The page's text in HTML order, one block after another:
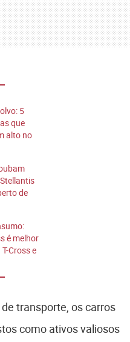
5
que
alto no
de
é melhor
Cross e
transporte, os carros
como ativos valiosos